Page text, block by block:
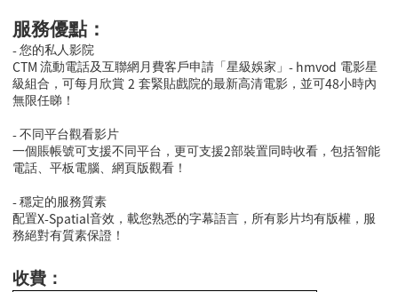
服務優點：
- 您的私人影院
CTM 流動電話及互聯網月費客戶申請「星級娛家」 - hmvod 電影星
級組合，可每月欣賞 2 套緊貼戲院的最新高清電影，並可48小時內
無限任睇！
- 不同平台觀看影片
一個賬帳號可支援不同平台，更可支援2部裝置同時收看，包括智能
電話、平板電腦、網頁版觀看！
- 穩定的服務質素
配置X-Spatial音效，載您熟悉的字幕語言，所有影片均有版權，服
務絕對有質素保證！
收費：